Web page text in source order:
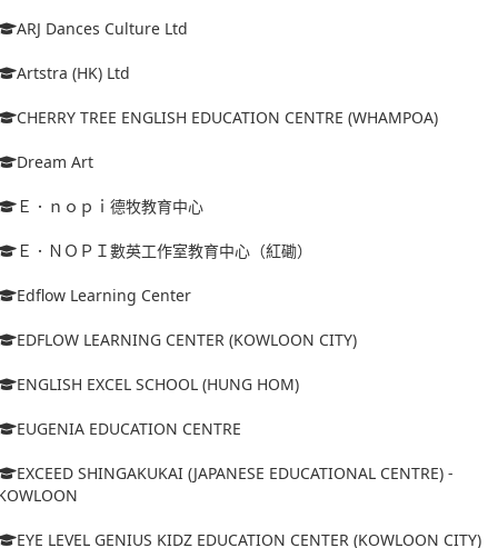
ARJ Dances Culture Ltd
Artstra (HK) Ltd
CHERRY TREE ENGLISH EDUCATION CENTRE (WHAMPOA)
Dream Art
Ｅ．ｎｏｐｉ德牧教育中心
Ｅ．ＮＯＰＩ數英工作室教育中心（紅磡）
Edflow Learning Center
EDFLOW LEARNING CENTER (KOWLOON CITY)
ENGLISH EXCEL SCHOOL (HUNG HOM)
EUGENIA EDUCATION CENTRE
EXCEED SHINGAKUKAI (JAPANESE EDUCATIONAL CENTRE) -
EYE LEVEL GENIUS KIDZ EDUCATION CENTER (KOWLOON CITY)